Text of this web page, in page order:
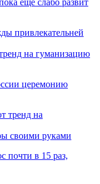
еще слабо развит
на гуманизацию
церемонию
своими руками
почти в 15 раз,